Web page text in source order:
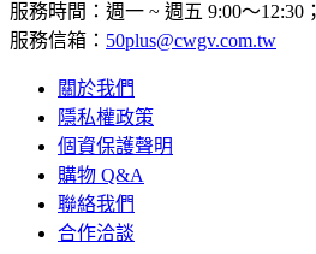
服務時間：週一 ~ 週五 9:00～12:30
服務信箱： 50plus@cwgv.com.tw
關於我們
隱私權政策
個資保護聲明
購物 Q&A
聯絡我們
合作洽談